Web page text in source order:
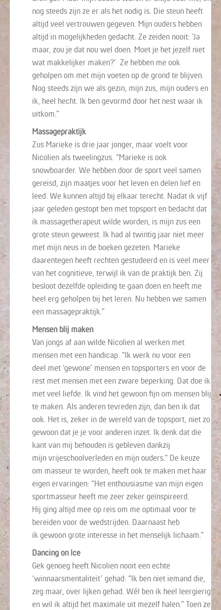
nog steeds zijn ze er als het nodig is. Die steun heeft
altijd veel vertrouwen gegeven. Mijn ouders hebben
altijd in mogelijkheden gedacht. Ze zeiden nooit: ‘Ja
maar, zou je dat nou wel doen. Moet je het jezelf niet
wat makkelijker maken?’ Ze hebben me ook
geholpen om met mijn voeten op de grond te blijven.
Nog steeds zijn we als gezin, mijn zus, mijn ouders en
ik, heel hecht. Ik ben gevormd door het nest waar ik
uitkom.”
Massagepraktijk
Zus Marieke is drie jaar jonger, maar voelt voor
Nicolien als tweelingzus. “Marieke is ook
snowboarder. We hebben door de sport veel samen
gereisd, zijn maatjes voor het leven en delen lief en
leed. We kunnen altijd bij elkaar terecht. Nadat ik vijf
jaar geleden gestopt ben met topsport en bedacht dat
ik massagetherapeut wilde worden, is mijn zus een
grote steun geweest. Ik had al twintig jaar niet meer
met mijn neus in de boeken gezeten. Marieke
daarentegen heeft rechten gestudeerd en is veel meer
van het cognitieve, terwijl ik van de praktijk ben. Zij
besloot dezelfde opleiding te gaan doen en heeft me
heel erg geholpen bij het leren. Nu hebben we samen
een massagepraktijk.”
Mensen blij maken
Van jongs af aan wilde Nicolien al werken met
mensen met een handicap. “Ik werk nu voor een
deel met ‘gewone’ mensen en topsporters en voor de
rest met mensen met een zware beperking. Dat doe ik
met veel liefde. Ik vind het gewoon fijn om mensen blij
te maken. Als anderen tevreden zijn, dan ben ik dat
ook. Het is, zeker in de wereld van de topsport, niet zo
gewoon dat je je voor anderen inzet. Ik denk dat die
kant van mij behouden is gebleven dankzij
mijn vrijeschoolverleden en mijn ouders.” De keuze
om masseur te worden, heeft ook te maken met haar
eigen ervaringen: “Het enthousiasme van mijn eigen
sportmasseur heeft me zeer zeker geïnspireerd.
Hij ging altijd mee op reis om me optimaal voor te
bereiden voor de wedstrijden. Daarnaast heb
ik gewoon grote interesse in het menselijk lichaam.”
Dancing on Ice
Gek genoeg heeft Nicolien nooit een echte
‘winnaarsmentaliteit’ gehad: “Ik ben niet iemand die,
zeg maar, over lijken gehad. Wél ben ik heel leergierig
en wil ik altijd het maximale uit mezelf halen.” Toen ze